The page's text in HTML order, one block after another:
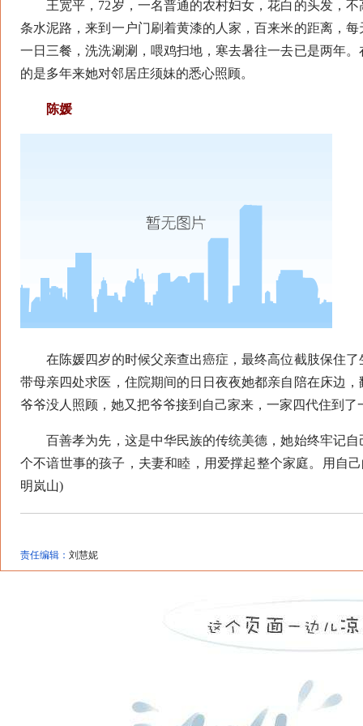
王宽平，72岁，一名普通的农村妇女，花白的头发，不
条水泥路，来到一户门刷着黄漆的人家，百来米的距离，
一日三餐，洗洗涮涮，喂鸡扫地，寒去暑往一去已是两年
的是多年来她对邻居庄须妹的悉心照顾。
陈媛
在陈媛四岁的时候父亲查出癌症，最终高位截肢保住了
带母亲四处求医，住院期间的日日夜夜她都亲自陪在床边
爷爷没人照顾，她又把爷爷接到自己家来，一家四代住到了
百善孝为先，这是中华民族的传统美德，她始终牢记自
个不谙世事的孩子，夫妻和睦，用爱撑起整个家庭。用自
明岚山)
责任编辑： 刘慧妮